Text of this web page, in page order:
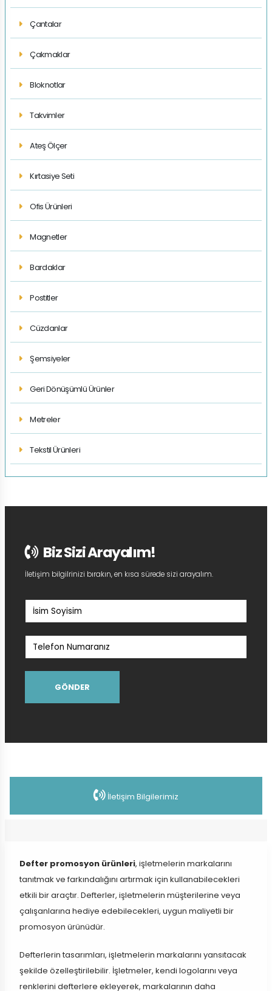
Çantalar
Çakmaklar
Bloknotlar
Takvimler
Ateş Ölçer
Kırtasiye Seti
Ofis Ürünleri
Magnetler
Bardaklar
Postitler
Cüzdanlar
Şemsiyeler
Geri Dönüşümlü Ürünler
Metreler
Tekstil Ürünleri
Biz Sizi Arayalım!
İletişim bilgilrinizi bırakın, en kısa sürede sizi arayalım.
GÖNDER
İletişim Bilgilerimiz
Defter promosyon ürünleri, işletmelerin markalarını
tanıtmak ve farkındalığını artırmak için kullanabilecekleri
etkili bir araçtır. Defterler, işletmelerin müşterilerine veya
çalışanlarına hediye edebilecekleri, uygun maliyetli bir
promosyon ürünüdür.
Defterlerin tasarımları, işletmelerin markalarını yansıtacak
şekilde özelleştirilebilir. İşletmeler, kendi logolarını veya
renklerini defterlere ekleyerek, markalarının daha